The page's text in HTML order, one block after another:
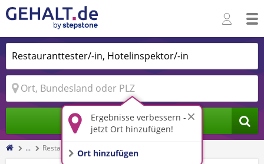
Ergebnisse verbessern -
jetzt Ort hinzufügen!
Ort hinzufügen
Jobs finden
... Restauranttester/-in, Hotelinspektor/-in